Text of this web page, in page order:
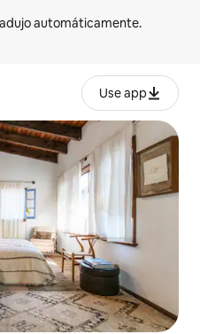
Use app